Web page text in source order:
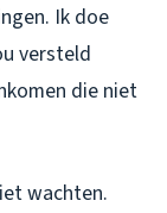
Ik doe
versteld
die niet
wachten.